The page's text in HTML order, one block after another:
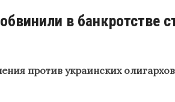
в банкротстве
против украинских